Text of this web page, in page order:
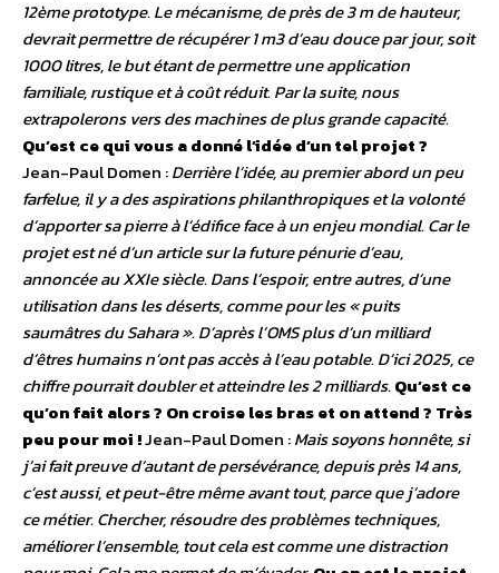
12ème prototype. Le mécanisme, de près de 3 m de hauteur,
devrait permettre de récupérer 1 m3 d’eau douce par jour, soit
1000 litres, le but étant de permettre une application
familiale, rustique et à coût réduit. Par la suite, nous
extrapolerons vers des machines de plus grande capacité.
Qu’est ce qui vous a donné l’idée d’un tel projet ?
Jean-Paul Domen :Derrière l’idée, au premier abord un peu
farfelue, il y a des aspirations philanthropiques et la volonté
d’apporter sa pierre à l’édifice face à un enjeu mondial. Car le
projet est né d’un article sur la future pénurie d’eau,
annoncée au XXIe siècle. Dans l’espoir, entre autres, d’une
utilisation dans les déserts, comme pour les « puits
saumâtres du Sahara ». D’après l’OMS plus d’un milliard
d’êtres humains n’ont pas accès à l’eau potable. D’ici 2025, ce
chiffre pourrait doubler et atteindre les 2 milliards.Qu’est ce
qu’on fait alors ? On croise les bras et on attend ? Très
peu pour moi !Jean-Paul Domen :Mais soyons honnête, si
j’ai fait preuve d’autant de persévérance, depuis près 14 ans,
c’est aussi, et peut-être même avant tout, parce que j’adore
ce métier. Chercher, résoudre des problèmes techniques,
améliorer l’ensemble, tout cela est comme une distraction